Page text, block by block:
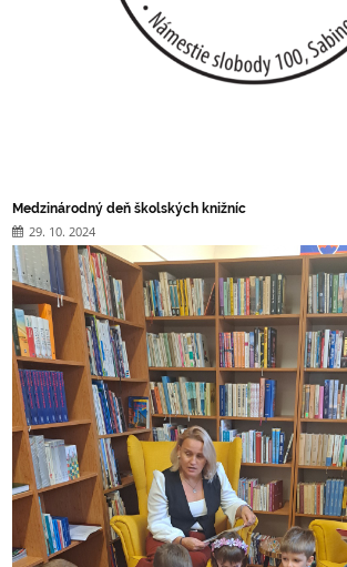
Medzinárodný deň školských knižníc
29. 10. 2024